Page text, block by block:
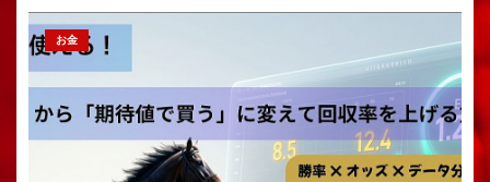
お金